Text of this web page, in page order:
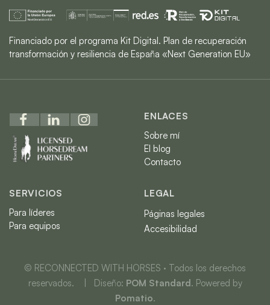
Financiado por el programa Kit Digital. Plan de recuperación
transformación y resiliencia de España «Next Generation EU»
ENLACES
Sobre mí
El blog
Contacto
SERVICIOS
Para líderes
Para equipos
LEGAL
Páginas legales
Accesibilidad
© RECONNECTED WITH HORSES · Todos los derechos
reservados. | Diseño: POM Standard. Powered by
Pomatio.